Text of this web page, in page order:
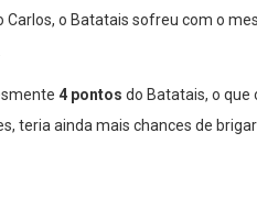
Carlos, o Batatais sofreu com o
4 pontos do Batatais, o que
teria ainda mais chances de